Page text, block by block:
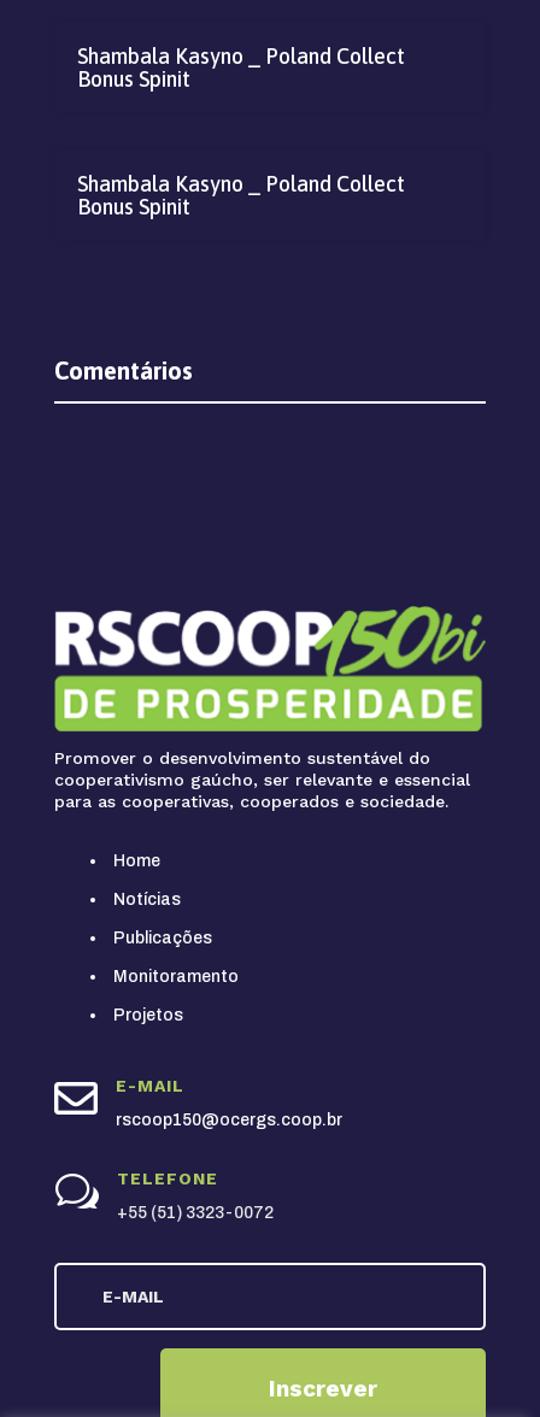
Shambala Kasyno _ Poland Collect
Bonus Spinit
Shambala Kasyno _ Poland Collect
Bonus Spinit
Comentários
Promover o desenvolvimento sustentável do
cooperativismo gaúcho, ser relevante e essencial
para as cooperativas, cooperados e sociedade.
Home
Notícias
Publicações
Monitoramento
Projetos
 E-MAIL
rscoop150@ocergs.coop.br
w TELEFONE
+55 (51) 3323-0072
Inscrever